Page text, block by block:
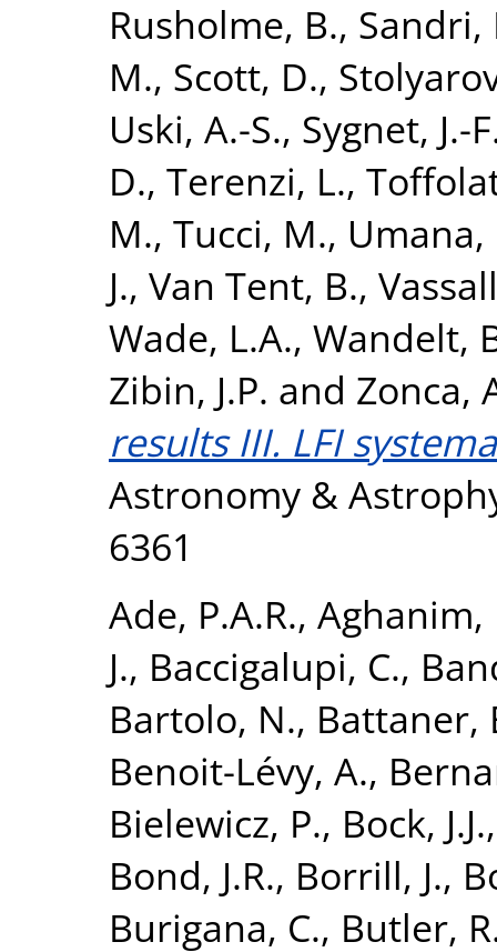
Rusholme, B., Sandri,
M., Scott, D.,
Uski, A.-S., Sygnet, J.-
D., Terenzi, L.,
M., Tucci, M., Umana,
J., Van Tent, B.,
Wade, L.A., Wandelt,
Zibin, J.P. and Zonca,
results III. LFI
Astronomy &
6361
Ade, P.A.R., Aghanim,
J., Baccigalupi, C.,
Bartolo, N., Battaner,
Benoit-Lévy, A.,
Bielewicz, P., Bock, J.J.
Bond, J.R., Borrill, J.,
Burigana, C., Butler,